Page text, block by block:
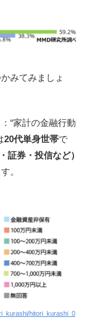
みてみましょ
“家計の金融行動
20代単身世帯で
証券・投信など）
。
hitori_kurashi_0